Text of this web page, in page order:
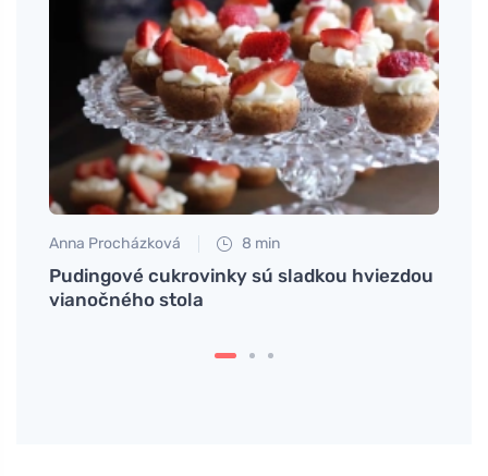
Anna Procházková 8 min
Pudingové cukrovinky sú sladkou hviezdou
vianočného stola